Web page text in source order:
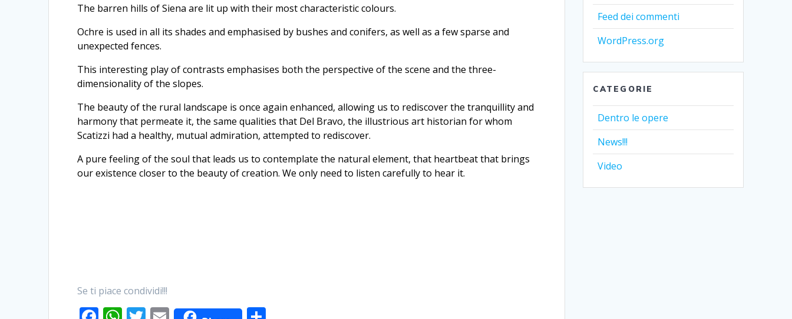
The barren hills of Siena are lit up with their most characteristic colours.
Ochre is used in all its shades and emphasised by bushes and conifers, as well as a few sparse and
unexpected fences.
This interesting play of contrasts emphasises both the perspective of the scene and the three-
dimensionality of the slopes.
The beauty of the rural landscape is once again enhanced, allowing us to rediscover the tranquillity and
harmony that permeate it, the same qualities that Del Bravo, the illustrious art historian for whom
Scatizzi had a healthy, mutual admiration, attempted to rediscover.
A pure feeling of the soul that leads us to contemplate the natural element, that heartbeat that brings
our existence closer to the beauty of creation. We only need to listen carefully to hear it.
Se ti piace condividi!!!
Feed dei commenti
WordPress.org
CATEGORIE
Dentro le opere
News!!!
Video